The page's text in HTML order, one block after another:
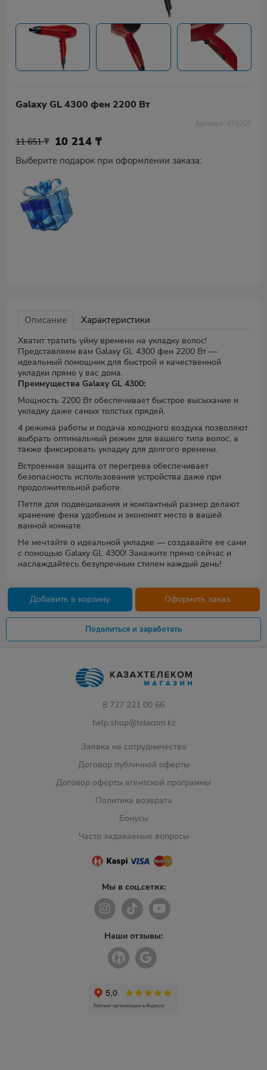
Galaxy GL 4300 фен 2200 Вт
Артикул: 470207
11 651 ₸ 10 214 ₸
Выберите подарок при оформлении заказа:
Описание Характеристики
Хватит тратить уйму времени на укладку волос!
Представляем вам Galaxy GL 4300 фен 2200 Вт —
идеальный помощник для быстрой и качественной
укладки прямо у вас дома.
Преимущества Galaxy GL 4300:
Мощность 2200 Вт обеспечивает быстрое высыхание и
укладку даже самых толстых прядей.
4 режима работы и подача холодного воздуха позволяют
выбрать оптимальный режим для вашего типа волос, а
также фиксировать укладку для долгого времени.
Встроенная защита от перегрева обеспечивает
безопасность использования устройства даже при
продолжительной работе.
Петля для подвешивания и компактный размер делают
хранение фена удобным и экономят место в вашей
ванной комнате.
Не мечтайте о идеальной укладке — создавайте ее сами
с помощью Galaxy GL 4300! Закажите прямо сейчас и
наслаждайтесь безупречным стилем каждый день!
Добавить в корзину Оформить заказ
Поделиться и заработать
8 727 221 00 66
help.shop@telecom.kz
Заявка на сотрудничество
Договор публичной оферты
Договор оферты агентской программы
Политика возврата
Бонусы
Часто задаваемые вопросы
Мы в соц.сетях:
Наши отзывы: